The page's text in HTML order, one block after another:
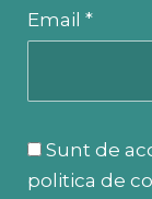
Email *
Sunt de
politica de